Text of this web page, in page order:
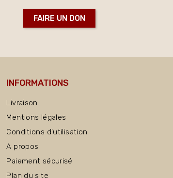
FAIRE UN DON
INFORMATIONS
Livraison
Mentions légales
Conditions d'utilisation
A propos
Paiement sécurisé
Plan du site